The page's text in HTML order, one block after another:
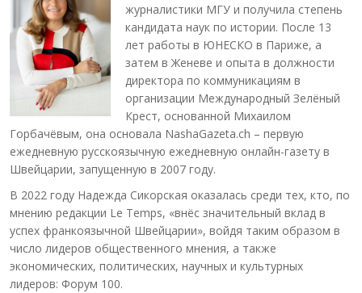
журналистики МГУ и получила степень
кандидата наук по истории. После 13
лет работы в ЮНЕСКО в Париже, а
затем в Женеве и опыта в должности
директора по коммуникациям в
организации Международный Зелёный
Крест, основанной Михаилом
Горбачёвым, она основала NashaGazeta.ch – первую
ежедневную русскоязычную ежедневную онлайн-газету в
Швейцарии, запущенную в 2007 году.
В 2022 году Надежда Сикорская оказалась среди тех, кто, по
мнению редакции Le Temps, «внёс значительный вклад в
успех франкоязычной Швейцарии», войдя таким образом в
число лидеров общественного мнения, а также
экономических, политических, научных и культурных
лидеров: Форум 100.